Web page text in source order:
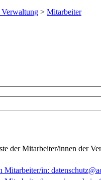
Verwaltung > Mitarbeiter
der Mitarbeiter/innen der